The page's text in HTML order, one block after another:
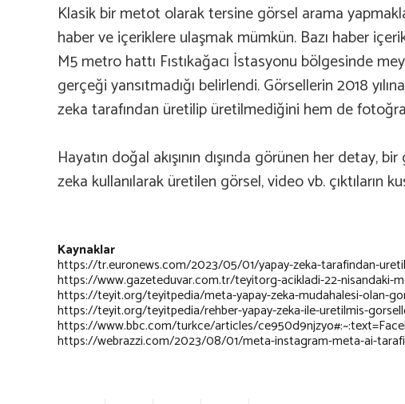
Klasik bir metot olarak tersine görsel arama
haber ve içeriklere ulaşmak mümkün. Bazı haber
M5 metro hattı Fıstıkağacı İstasyonu bölgesinde
gerçeği yansıtmadığı belirlendi. Görsellerin 2018
zeka tarafından üretilip üretilmediğini hem de
Hayatın doğal akışının dışında görünen her
zeka kullanılarak üretilen görsel, video vb. çıktıların
Kaynaklar
https://tr.euronews.com/2023/05/01/yapay-zeka-tarafindan-
https://www.gazeteduvar.com.tr/teyitorg-acikladi-22-nisandaki-
https://teyit.org/teyitpedia/meta-yapay-zeka-mudahalesi-olan-
https://teyit.org/teyitpedia/rehber-yapay-zeka-ile-uretilmis-
https://www.bbc.com/turkce/articles/
https://webrazzi.com/2023/08/01/meta-instagram-meta-ai-